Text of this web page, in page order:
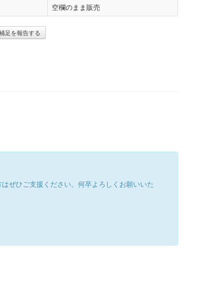
空欄のまま販売
足を報告する
ぜひご支援ください。何卒よろしくお願いいた